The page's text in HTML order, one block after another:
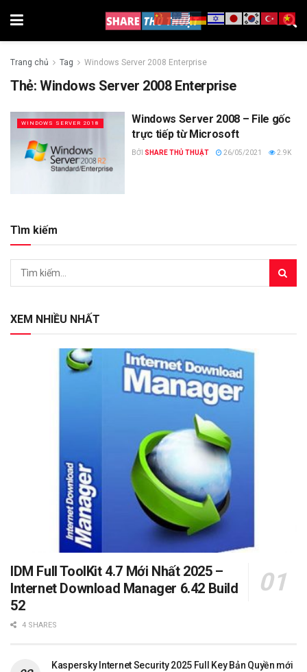
Trang chủ Tag Windows Server 2008 Enterprise
Thẻ:Windows Server 2008 Enterprise
WINDOWS SERVER 2018
Windows Server 2008 – File gốc
trực tiếp từ Microsoft
BỞI SHARE THỦ THUẬT 26/05/2021 2.9K
Tìm kiếm
XEM NHIỀU NHẤT
IDM Full ToolKit 4.7 Mới Nhất 2025 –
Internet Download Manager 6.42 Build
52
4 SHARES
Kaspersky Internet Security 2025 Full Key Bản Quyền mới